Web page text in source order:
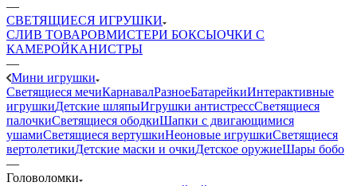
—
СВЕТЯЩИЕСЯ ИГРУШКИ
CЛИВ ТОВАРОВМИСТЕРИ БОКСЫОЧКИ С
КАМЕРОЙКАНИСТРЫ
—
Мини игрушки
Светящиеся мечиКарнавалРазноеБатарейкиИнтерактивные
игрушкиДетские шляпыИгрушки антистрессСветящиеся
палочкиСветящиеся ободкиШапки с двигающимися
ушамиСветящиеся вертушкиНеоновые игрушкиСветящиеся
вертолетикиДетские маски и очкиДетское оружиеШары бобо
—
Головоломки